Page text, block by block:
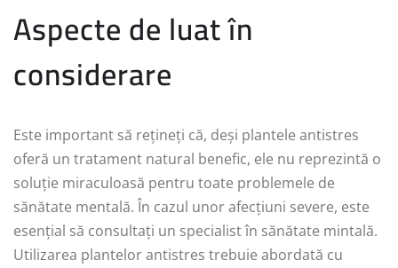
Aspecte de luat în
considerare
Este important să rețineți că, deși plantele antistres
oferă un tratament natural benefic, ele nu reprezintă o
soluție miraculoasă pentru toate problemele de
sănătate mentală. În cazul unor afecțiuni severe, este
esențial să consultați un specialist în sănătate mintală.
Utilizarea plantelor antistres trebuie abordată cu